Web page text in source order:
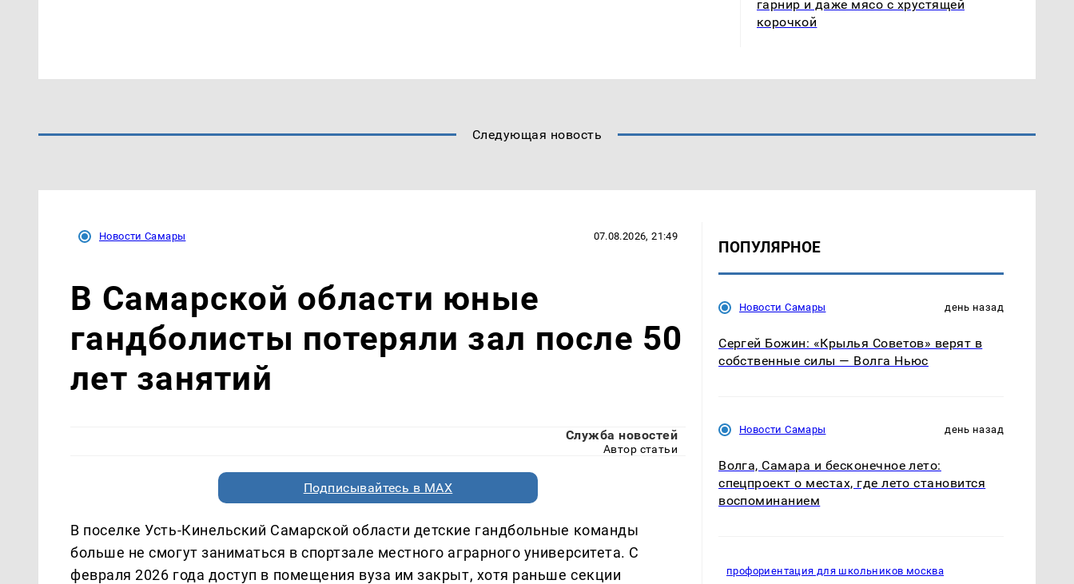
гарнир и даже мясо с хрустящей
корочкой
Следующая новость
Новости Самары 07.08.2026, 21:49
В Самарской области юные
гандболисты потеряли зал после 50
лет занятий
Служба новостей
Автор статьи
Подписывайтесь в MAX
В поселке Усть-Кинельский Самарской области детские гандбольные команды
больше не смогут заниматься в спортзале местного аграрного университета. С
февраля 2026 года доступ в помещения вуза им закрыт, хотя раньше секции
ПОПУЛЯРНОЕ
Новости Самары день назад
Сергей Божин: «Крылья Советов» верят в
собственные силы — Волга Ньюс
Новости Самары день назад
Волга, Самара и бесконечное лето:
спецпроект о местах, где лето становится
воспоминанием
профориентация для школьников москва